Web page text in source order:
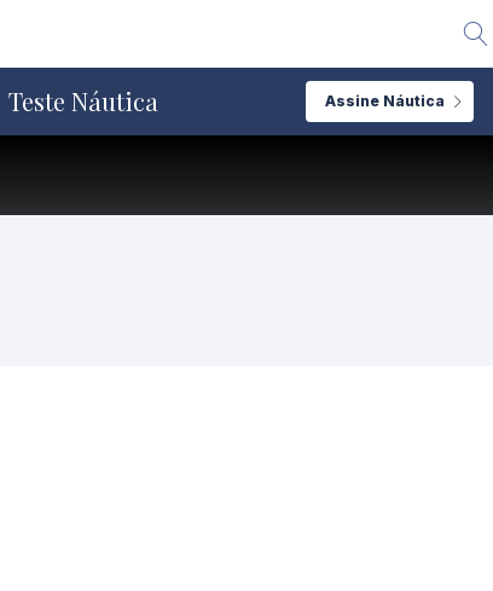
Teste Náutica Assine Náutica